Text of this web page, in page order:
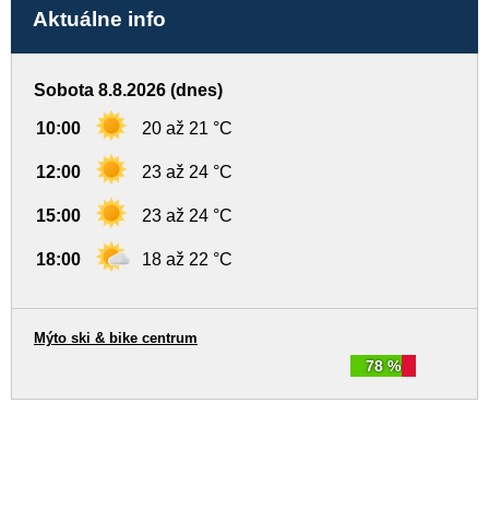
Aktuálne info
Sobota 8.8.2026 (dnes)
10:00 20 až 21 °C
12:00 23 až 24 °C
15:00 23 až 24 °C
18:00 18 až 22 °C
78 %
Mýto ski & bike centrum